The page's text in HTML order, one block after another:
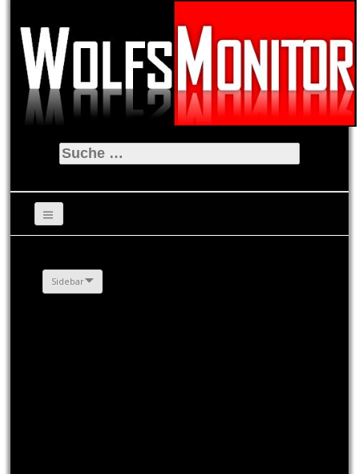
Suche
nach:
Sidebar